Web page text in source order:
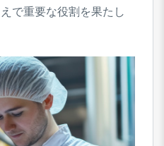
で重要な役割を果たし